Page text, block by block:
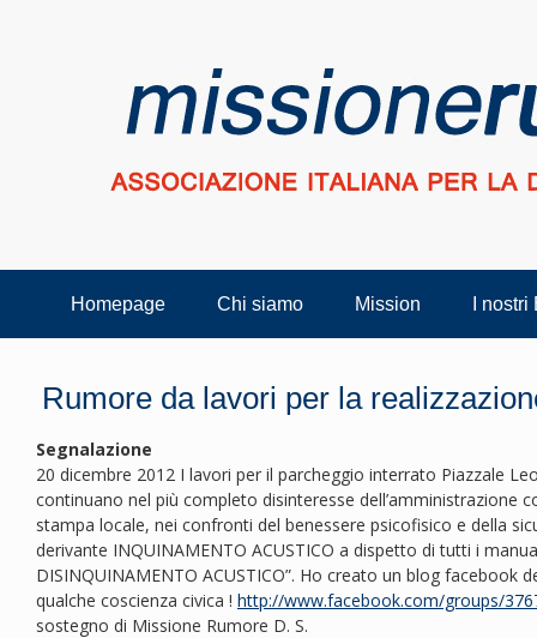
Homepage Chi siamo Mission I
Rumore da lavori per la
Segnalazione
20 dicembre 2012 I lavori per il parcheggio interrato Piazzale
continuano nel più completo disinteresse dell’amministrazione
stampa locale, nei confronti del benessere psicofisico e della
derivante INQUINAMENTO ACUSTICO a dispetto di tutti i
DISINQUINAMENTO ACUSTICO”. Ho creato un blog facebook
qualche coscienza civica ! http://www.facebook.com/groups/
sostegno di Missione Rumore D. S.